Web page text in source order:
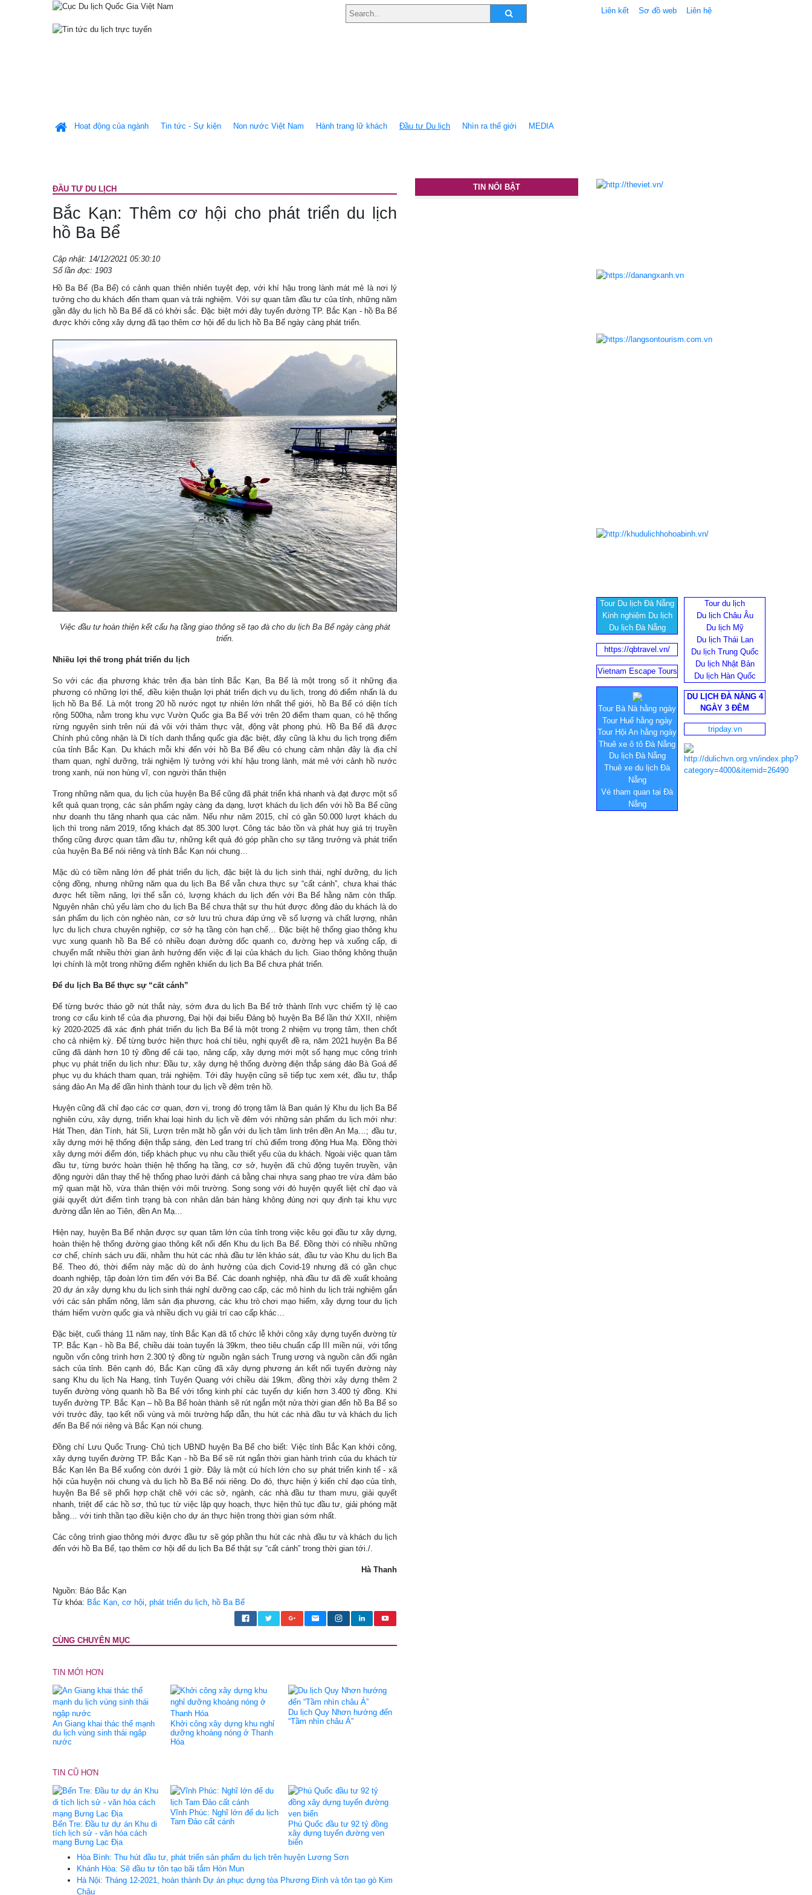
Liên kết Sơ đồ web Liên hệ
Hoạt động của ngành Tin tức - Sự kiện Non nước Việt Nam Hành trang lữ khách Ðầu tư Du lịch Nhìn ra thế giới MEDIA
ÐẦU TƯ DU LỊCH
Bắc Kạn: Thêm cơ hội cho phát triển du lịch
hồ Ba Bể
Cập nhật: 14/12/2021 05:30:10
Số lần đọc: 1903
Hồ Ba Bể (Ba Bể) có cảnh quan thiên nhiên tuyệt đẹp, với khí hậu trong lành mát mẻ là nơi lý
tưởng cho du khách đến tham quan và trải nghiệm. Với sự quan tâm đầu tư của tỉnh, những năm
gần đây du lịch hồ Ba Bể đã có khởi sắc. Đặc biệt mới đây tuyến đường TP. Bắc Kạn - hồ Ba Bể
được khởi công xây dựng đã tạo thêm cơ hội để du lịch hồ Ba Bể ngày càng phát triển.
Việc đầu tư hoàn thiện kết cấu hạ tầng giao thông sẽ tạo đà cho du lịch Ba Bể ngày càng phát
triển.
Nhiều lợi thế trong phát triển du lịch
So với các địa phương khác trên địa bàn tỉnh Bắc Kạn, Ba Bể là một trong số ít những địa
phương có những lợi thế, điều kiện thuận lợi phát triển dịch vụ du lịch, trong đó điểm nhấn là du
lịch hồ Ba Bể. Là một trong 20 hồ nước ngọt tự nhiên lớn nhất thế giới, hồ Ba Bể có diện tích
rộng 500ha, nằm trong khu vực Vườn Quốc gia Ba Bể với trên 20 điểm tham quan, có hệ thống
rừng nguyên sinh trên núi đá vôi với thảm thực vật, động vật phong phú. Hồ Ba Bể đã được
Chính phủ công nhận là Di tích danh thắng quốc gia đặc biệt, đây cũng là khu du lịch trọng điểm
của tỉnh Bắc Kạn. Du khách mỗi khi đến với hồ Ba Bể đều có chung cảm nhận đây là địa chỉ
tham quan, nghỉ dưỡng, trải nghiệm lý tưởng với khí hậu trong lành, mát mẻ với cảnh hồ nước
trong xanh, núi non hùng vĩ, con người thân thiện
Trong những năm qua, du lịch của huyện Ba Bể cũng đã phát triển khá nhanh và đạt được một số
kết quả quan trọng, các sản phẩm ngày càng đa dạng, lượt khách du lịch đến với hồ Ba Bể cũng
như doanh thu tăng nhanh qua các năm. Nếu như năm 2015, chỉ có gần 50.000 lượt khách du
lịch thì trong năm 2019, tổng khách đạt 85.300 lượt. Công tác bảo tồn và phát huy giá trị truyền
thống cũng được quan tâm đầu tư, những kết quả đó góp phần cho sự tăng trưởng và phát triển
của huyện Ba Bể nói riêng và tỉnh Bắc Kạn nói chung…
Mặc dù có tiềm năng lớn để phát triển du lịch, đặc biệt là du lịch sinh thái, nghỉ dưỡng, du lịch
cộng đồng, nhưng những năm qua du lịch Ba Bể vẫn chưa thực sự “cất cánh”, chưa khai thác
được hết tiềm năng, lợi thế sẵn có, lượng khách du lịch đến với Ba Bể hằng năm còn thấp.
Nguyên nhân chủ yếu làm cho du lịch Ba Bể chưa thật sự thu hút được đông đảo du khách là do
sản phẩm du lịch còn nghèo nàn, cơ sở lưu trú chưa đáp ứng về số lượng và chất lượng, nhân
lực du lịch chưa chuyên nghiệp, cơ sở hạ tầng còn hạn chế… Đặc biệt hệ thống giao thông khu
vực xung quanh hồ Ba Bể có nhiều đoạn đường dốc quanh co, đường hẹp và xuống cấp, di
chuyển mất nhiều thời gian ảnh hưởng đến việc đi lại của khách du lịch. Giao thông không thuận
lợi chính là một trong những điểm nghẽn khiến du lịch Ba Bể chưa phát triển.
Để du lịch Ba Bể thực sự “cất cánh”
Để từng bước tháo gỡ nút thắt này, sớm đưa du lịch Ba Bể trở thành lĩnh vực chiếm tỷ lệ cao
trong cơ cấu kinh tế của địa phương, Đại hội đại biểu Đảng bộ huyện Ba Bể lần thứ XXII, nhiệm
kỳ 2020-2025 đã xác định phát triển du lịch Ba Bể là một trong 2 nhiệm vụ trọng tâm, then chốt
cho cả nhiệm kỳ. Để từng bước hiện thực hoá chỉ tiêu, nghị quyết đề ra, năm 2021 huyện Ba Bể
cũng đã dành hơn 10 tỷ đồng để cải tạo, nâng cấp, xây dựng mới một số hạng mục công trình
phục vụ phát triển du lịch như: Đầu tư, xây dựng hệ thống đường điện thắp sáng đảo Bà Goá để
phục vụ du khách tham quan, trải nghiệm. Tới đây huyện cũng sẽ tiếp tục xem xét, đầu tư, thắp
sáng đảo An Mạ để dần hình thành tour du lịch về đêm trên hồ.
Huyện cũng đã chỉ đạo các cơ quan, đơn vị, trong đó trọng tâm là Ban quản lý Khu du lịch Ba Bể
nghiên cứu, xây dựng, triển khai loại hình du lịch về đêm với những sản phẩm du lịch mới như:
Hát Then, đàn Tính, hát Sli, Lượn trên mặt hồ gắn với du lịch tâm linh trên đền An Mạ…; đầu tư,
xây dựng mới hệ thống điện thắp sáng, đèn Led trang trí chủ điểm trong động Hua Mạ. Đồng thời
xây dựng mới điểm đón, tiếp khách phục vụ nhu cầu thiết yếu của du khách. Ngoài việc quan tâm
đầu tư, từng bước hoàn thiện hệ thống hạ tầng, cơ sở, huyện đã chủ động tuyên truyền, vận
động người dân thay thế hệ thống phao lưới đánh cá bằng chai nhựa sang phao tre vừa đảm bảo
mỹ quan mặt hồ, vừa thân thiện với môi trường. Song song với đó huyện quyết liệt chỉ đạo và
giải quyết dứt điểm tình trạng bà con nhân dân bán hàng không đúng nơi quy định tại khu vực
đường dẫn lên ao Tiên, đền An Mạ…
Hiện nay, huyện Ba Bể nhận được sự quan tâm lớn của tỉnh trong việc kêu gọi đầu tư xây dựng,
hoàn thiện hệ thống đường giao thông kết nối đến Khu du lịch Ba Bể. Đồng thời có nhiều những
cơ chế, chính sách ưu đãi, nhằm thu hút các nhà đầu tư lên khảo sát, đầu tư vào Khu du lịch Ba
Bể. Theo đó, thời điểm này mặc dù do ảnh hưởng của dịch Covid-19 nhưng đã có gần chục
doanh nghiệp, tập đoàn lớn tìm đến với Ba Bể. Các doanh nghiệp, nhà đầu tư đã đề xuất khoảng
20 dự án xây dựng khu du lịch sinh thái nghỉ dưỡng cao cấp, các mô hình du lịch trải nghiệm gắn
với các sản phẩm nông, lâm sản địa phương, các khu trò chơi mạo hiểm, xây dựng tour du lịch
thám hiểm vườn quốc gia và nhiều dịch vụ giải trí cao cấp khác…
Đặc biệt, cuối tháng 11 năm nay, tỉnh Bắc Kạn đã tổ chức lễ khởi công xây dựng tuyến đường từ
TP. Bắc Kạn - hồ Ba Bể, chiều dài toàn tuyến là 39km, theo tiêu chuẩn cấp III miền núi, với tổng
nguồn vốn công trình hơn 2.300 tỷ đồng từ nguồn ngân sách Trung ương và nguồn cân đối ngân
sách của tỉnh. Bên cạnh đó, Bắc Kạn cũng đã xây dựng phương án kết nối tuyến đường này
sang Khu du lịch Na Hang, tỉnh Tuyên Quang với chiều dài 19km, đồng thời xây dựng thêm 2
tuyến đường vòng quanh hồ Ba Bể với tổng kinh phí các tuyến dự kiến hơn 3.400 tỷ đồng. Khi
tuyến đường TP. Bắc Kạn – hồ Ba Bể hoàn thành sẽ rút ngắn một nửa thời gian đến hồ Ba Bể so
với trước đây, tạo kết nối vùng và môi trường hấp dẫn, thu hút các nhà đầu tư và khách du lịch
đến Ba Bể nói riêng và Bắc Kạn nói chung.
Đồng chí Lưu Quốc Trung- Chủ tịch UBND huyện Ba Bể cho biết: Việc tỉnh Bắc Kạn khởi công,
xây dựng tuyến đường TP. Bắc Kạn - hồ Ba Bể sẽ rút ngắn thời gian hành trình của du khách từ
Bắc Kạn lên Ba Bể xuống còn dưới 1 giờ. Đây là một cú hích lớn cho sự phát triển kinh tế - xã
hội của huyện nói chung và du lịch hồ Ba Bể nói riêng. Do đó, thực hiện ý kiến chỉ đạo của tỉnh,
huyện Ba Bể sẽ phối hợp chặt chẽ với các sở, ngành, các nhà đầu tư tham mưu, giải quyết
nhanh, triệt để các hồ sơ, thủ tục từ việc lập quy hoạch, thực hiện thủ tục đầu tư, giải phóng mặt
bằng… với tinh thần tạo điều kiện cho dự án thực hiện trong thời gian sớm nhất.
Các công trình giao thông mới được đầu tư sẽ góp phần thu hút các nhà đầu tư và khách du lịch
đến với hồ Ba Bể, tạo thêm cơ hội để du lịch Ba Bể thật sự “cất cánh” trong thời gian tới./.
Hà Thanh
Nguồn: Báo Bắc Kạn
Từ khóa: Bắc Kạn, cơ hội, phát triển du lịch, hồ Ba Bể
CÙNG CHUYÊN MỤC
TIN MỚI HƠN
An Giang khai thác thế mạnh
du lịch vùng sinh thái ngập
nước
Khởi công xây dựng khu nghỉ
dưỡng khoáng nóng ở Thanh
Hóa
Du lịch Quy Nhơn hướng đến
“Tầm nhìn châu Á”
TIN CŨ HƠN
Bến Tre: Ðầu tư dự án Khu di
tích lịch sử - văn hóa cách
mạng Bưng Lạc Ðịa
Vĩnh Phúc: Nghĩ lớn để du lịch
Tam Đảo cất cánh
Phú Quốc đầu tư 92 tỷ đồng
xây dựng tuyến đường ven
biển
Hòa Bình: Thu hút đầu tư, phát triển sản phẩm du lịch trên huyện Lương Sơn
Khánh Hòa: Sẽ đầu tư tôn tạo bãi tắm Hòn Mun
Hà Nội: Tháng 12-2021, hoàn thành Dự án phục dựng tòa Phương Đình và tôn tạo gò Kim
Châu
TIN NỔI BẬT
Tour Du lịch Đà Nẵng
Kinh nghiệm Du lịch
Du lịch Đà Nẵng
Tour du lịch
Du lịch Châu Âu
Du lịch Mỹ
Du lịch Thái Lan
Du lịch Trung Quốc
Du lịch Nhật Bản
Du lịch Hàn Quốc
https://qbtravel.vn/
Vietnam Escape Tours
Tour Bà Nà hằng ngày
Tour Huế hằng ngày
Tour Hội An hằng ngày
Thuê xe ô tô Đà Nẵng
Du lịch Đà Nẵng
Thuê xe du lịch Đà
Nẵng
Vé tham quan tại Đà
Nẵng
DU LỊCH ĐÀ NẴNG 4
NGÀY 3 ĐÊM
tripday.vn